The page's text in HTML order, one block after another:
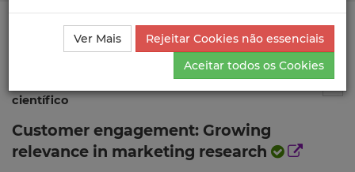
Ciência_Iscte Publicações
Descrição Detalhada da
Publicação
científico
Customer engagement: Growing
relevance in marketing research
Ver Mais
Rejeitar Cookies não essenciais
Aceitar todos os Cookies